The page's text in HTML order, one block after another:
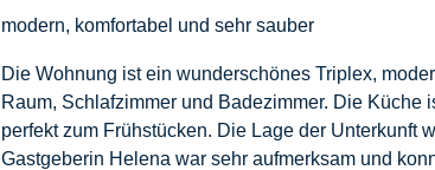
modern, komfortabel und sehr sauber
Die Wohnung ist ein wunderschönes Triplex,
Raum, Schlafzimmer und Badezimmer. Die Küche
perfekt zum Frühstücken. Die Lage der Unterkunft
Gastgeberin Helena war sehr aufmerksam und